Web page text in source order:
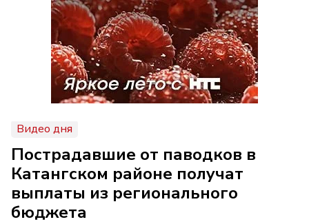
Видео дня
Пострадавшие от паводков в
Катангском районе получат
выплаты из регионального
бюджета